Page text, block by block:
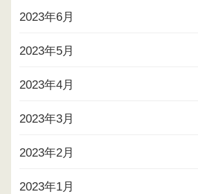
2023年6月
2023年5月
2023年4月
2023年3月
2023年2月
2023年1月